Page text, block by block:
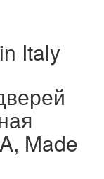
Italy
Made